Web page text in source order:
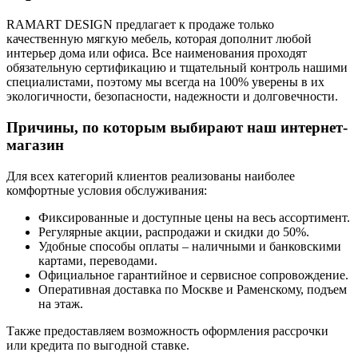
RAMART DESIGN предлагает к продаже только
качественную мягкую мебель, которая дополнит любой
интерьер дома или офиса. Все наименования проходят
обязательную сертификацию и тщательный контроль нашими
специалистами, поэтому мы всегда на 100% уверены в их
экологичности, безопасности, надежности и долговечности.
Причины, по которым выбирают наш интернет-
магазин
Для всех категорий клиентов реализованы наиболее
комфортные условия обслуживания:
Фиксированные и доступные цены на весь ассортимент.
Регулярные акции, распродажи и скидки до 50%.
Удобные способы оплаты – наличными и банковскими
картами, переводами.
Официальное гарантийное и сервисное сопровождение.
Оперативная доставка по Москве и Раменскому, подъем
на этаж.
Также предоставляем возможность оформления рассрочки
или кредита по выгодной ставке.